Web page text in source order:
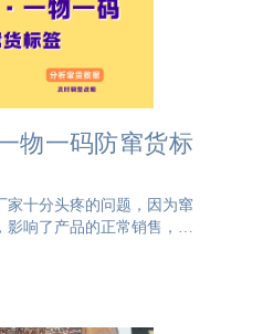
物一码防窜货标
家十分头疼的问题，因为窜
影响了产品的正常销售，也
，同时在经销商之间，企
誉，甚至对社会的消费环